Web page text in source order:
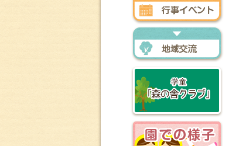
行事イベント
地域交流
森の舎クラブ